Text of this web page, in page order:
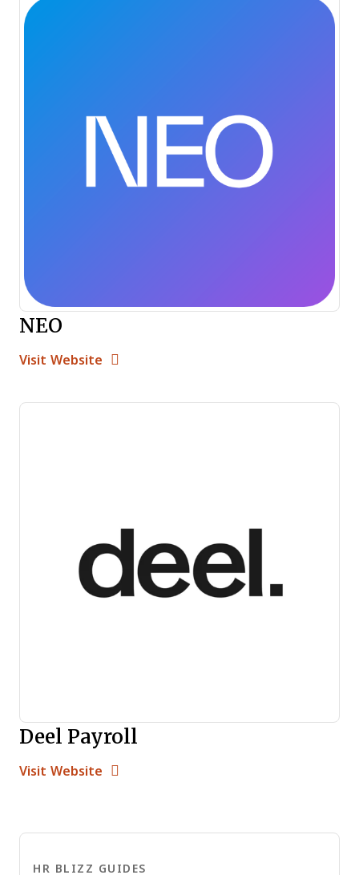
NEO
Visit Website Opens New Window
Deel Payroll
Visit Website Opens New Window
HR BLIZZ GUIDES